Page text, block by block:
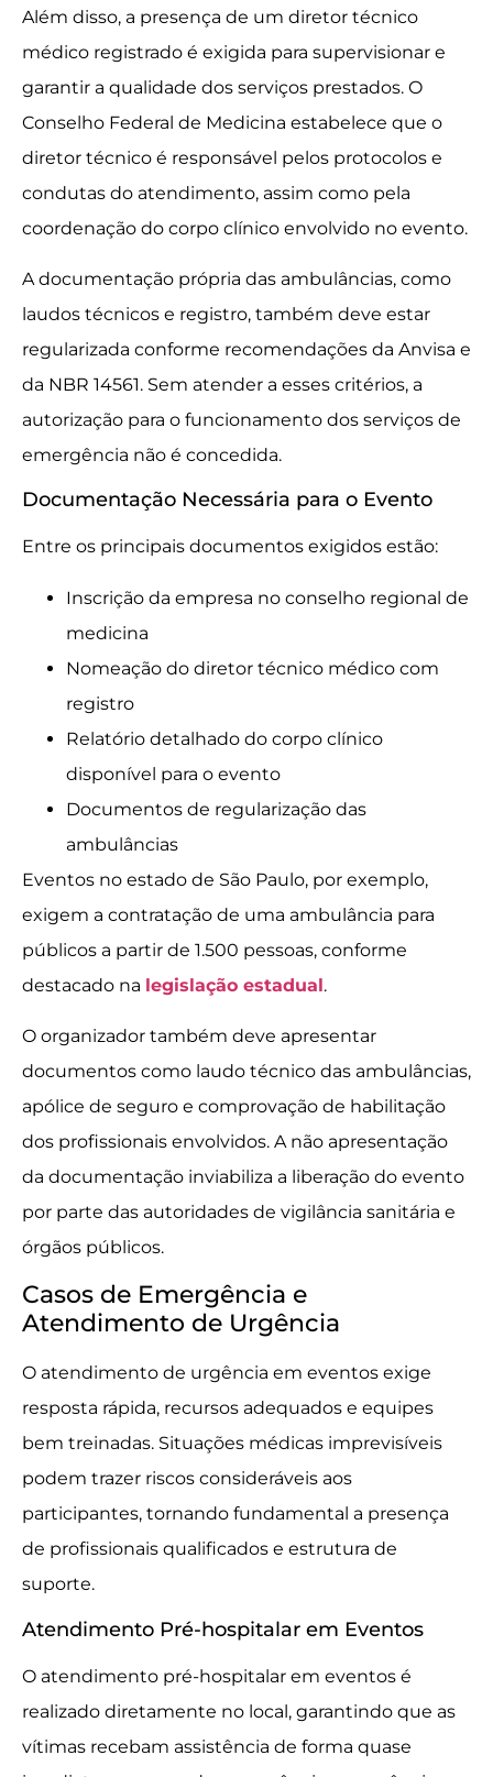
Além disso, a presença de um diretor técnico
médico registrado é exigida para supervisionar e
garantir a qualidade dos serviços prestados. O
Conselho Federal de Medicina estabelece que o
diretor técnico é responsável pelos protocolos e
condutas do atendimento, assim como pela
coordenação do corpo clínico envolvido no evento.
A documentação própria das ambulâncias, como
laudos técnicos e registro, também deve estar
regularizada conforme recomendações da Anvisa e
da NBR 14561. Sem atender a esses critérios, a
autorização para o funcionamento dos serviços de
emergência não é concedida.
Documentação Necessária para o Evento
Entre os principais documentos exigidos estão:
Inscrição da empresa no conselho regional de
medicina
Nomeação do diretor técnico médico com
registro
Relatório detalhado do corpo clínico
disponível para o evento
Documentos de regularização das
ambulâncias
Eventos no estado de São Paulo, por exemplo,
exigem a contratação de uma ambulância para
públicos a partir de 1.500 pessoas, conforme
destacado na legislação estadual.
O organizador também deve apresentar
documentos como laudo técnico das ambulâncias,
apólice de seguro e comprovação de habilitação
dos profissionais envolvidos. A não apresentação
da documentação inviabiliza a liberação do evento
por parte das autoridades de vigilância sanitária e
órgãos públicos.
Casos de Emergência e
Atendimento de Urgência
O atendimento de urgência em eventos exige
resposta rápida, recursos adequados e equipes
bem treinadas. Situações médicas imprevisíveis
podem trazer riscos consideráveis aos
participantes, tornando fundamental a presença
de profissionais qualificados e estrutura de
suporte.
Atendimento Pré-hospitalar em Eventos
O atendimento pré-hospitalar em eventos é
realizado diretamente no local, garantindo que as
vítimas recebam assistência de forma quase